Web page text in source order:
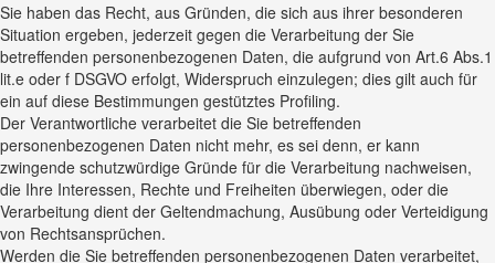
Sie haben das Recht, aus Gründen, die sich aus ihrer besonderen
Situation ergeben, jederzeit gegen die Verarbeitung der Sie
betreffenden personenbezogenen Daten, die aufgrund von Art.6 Abs.1
lit.e oder f DSGVO erfolgt, Widerspruch einzulegen; dies gilt auch für
ein auf diese Bestimmungen gestütztes Profiling.
Der Verantwortliche verarbeitet die Sie betreffenden
personenbezogenen Daten nicht mehr, es sei denn, er kann
zwingende schutzwürdige Gründe für die Verarbeitung nachweisen,
die Ihre Interessen, Rechte und Freiheiten überwiegen, oder die
Verarbeitung dient der Geltendmachung, Ausübung oder Verteidigung
von Rechtsansprüchen.
Werden die Sie betreffenden personenbezogenen Daten verarbeitet,